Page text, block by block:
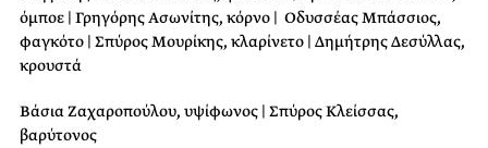
όμποε | Γρηγόρης Ασωνίτης, κόρνο | Οδυσσέας Μπάσσιος,
φαγκότο | Σπύρος Μουρίκης, κλαρίνετο | Δημήτρης Δεσύλλας,
κρουστά
Βάσια Ζαχαροπούλου, υψίφωνος | Σπύρος Κλείσσας,
βαρύτονος​